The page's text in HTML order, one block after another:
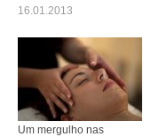
16.01.2013
Um mergulho nas